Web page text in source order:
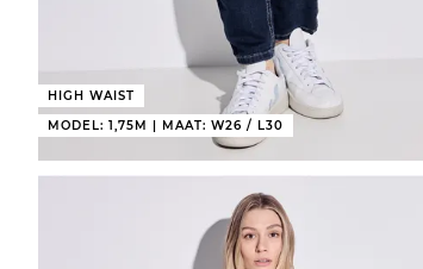
HIGH WAIST
MODEL: 1,75M | MAAT: W26 / L30